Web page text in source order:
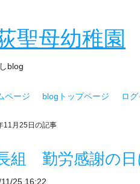
聖母幼稚園
blog
ページ blogトップページ ロ
11月25日の記事
組 勤労感謝の日
25 16:22